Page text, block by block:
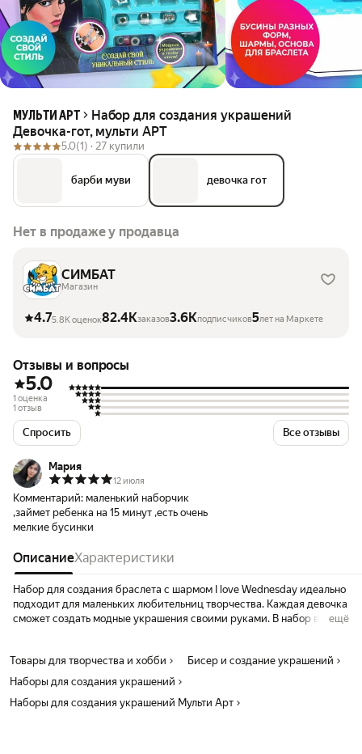
МУЛЬТИ АРТ
Набор для создания украшений
Девочка-гот, мульти АРТ
5.0(1) · 27 купили
барби муви девочка гот
Нет в продаже у продавца
СИМБАТ
Магазин
4.75.8K оценок82.4Kзаказов3.6Kподписчиков5лет на Маркете
Отзывы и вопросы
5.0
1 оценка
1 отзыв
Спросить Все отзывы
Мария
12 июля
Комментарий: маленький наборчик
,займет ребенка на 15 минут ,есть очень
мелкие бусинки
ОписаниеХарактеристики
Набор для создания браслета с шармом I love Wednesday идеально
подходит для маленьких любительниц творчества. Каждая девочка
сможет создать модные украшения своими руками. В набор входят
творческие навыки ребёнка, превращая каждую минуту в
увлекательное занятие. Набор для создания браслета - это
отличный подарок подруге, сестре или дочке. Красочная упаковка
делает его особенно привлекательным, а внутренняя комплектация
ещё
Товары для творчества и хобби
Бисер и создание украшений
Наборы для создания украшений
Наборы для создания украшений Мульти Арт